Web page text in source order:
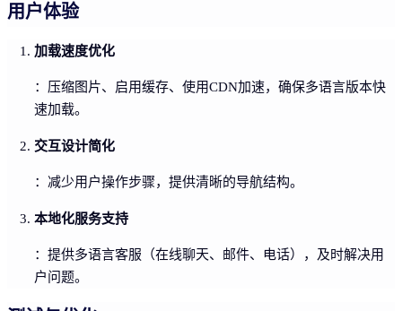
用户体验
加载速度优化
：压缩图片、启用缓存、使用CDN加速，确保多语言版本快
速加载。
交互设计简化
：减少用户操作步骤，提供清晰的导航结构。
本地化服务支持
：提供多语言客服（在线聊天、邮件、电话），及时解决用
户问题。